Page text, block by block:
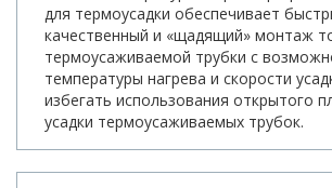
для термоусадки обеспечивает
качественный и «щадящий» монтаж
термоусаживаемой трубки с
температуры нагрева и скорости
избегать использования открытого
усадки термоусаживаемых трубок.